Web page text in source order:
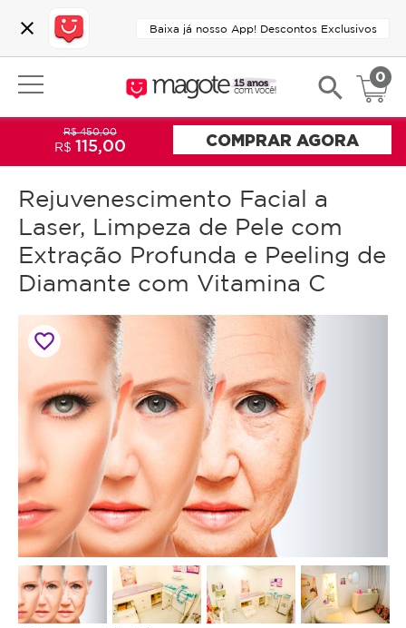
close Baixa já nosso App! Descontos Exclusivos
search 0
Rejuvenescimento Facial a
Laser, Limpeza de Pele com
Extração Profunda e Peeling de
Diamante com Vitamina C
favorite_border
R$ 450,00
R$ 115,00 COMPRAR AGORA